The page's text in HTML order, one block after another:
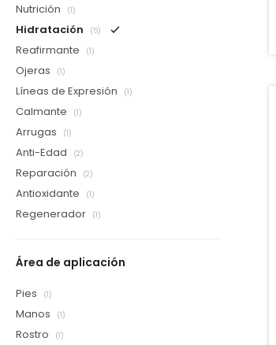
Nutrición (1)
Hidratación (5)
Reafirmante (1)
Ojeras (1)
Líneas de Expresión (1)
Calmante (1)
Arrugas (1)
Anti-Edad (2)
Reparación (2)
Antioxidante (1)
Regenerador (1)
Área de aplicación
Pies (1)
Manos (1)
Rostro (1)